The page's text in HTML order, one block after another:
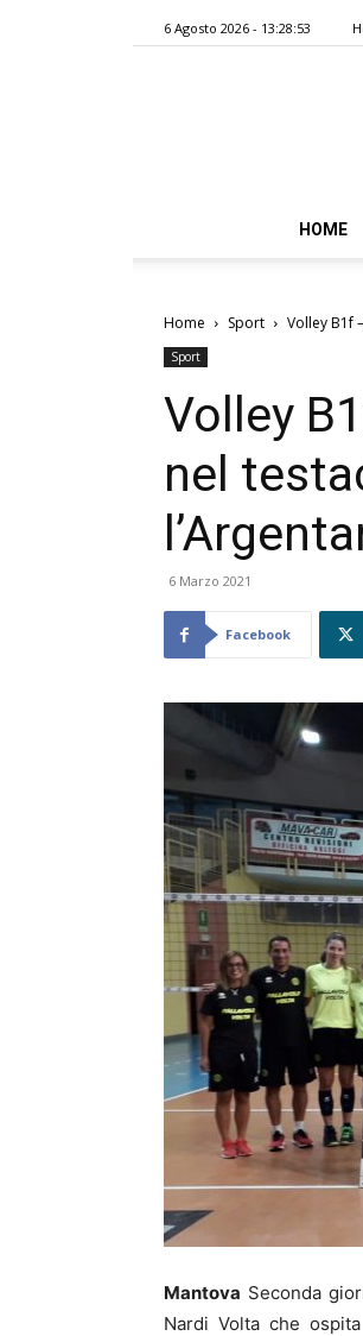
6 Agosto 2026 - 13:28:53
HOME
Home Sport Volley B1f
Sport
Volley
nel
6 Marzo 2021
Facebook
Mantova Seconda
Nardi Volta che